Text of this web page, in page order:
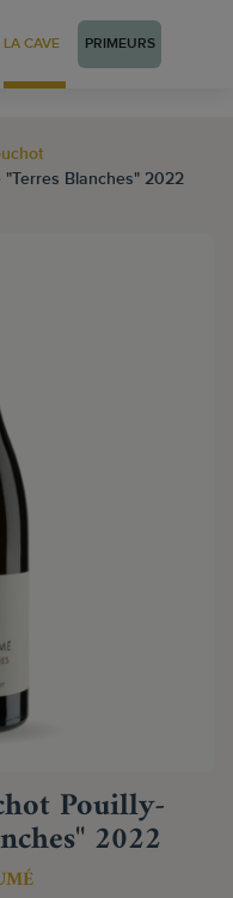
LA CAVE PRIMEURS
Blanches" 2022
Pouilly-
2022